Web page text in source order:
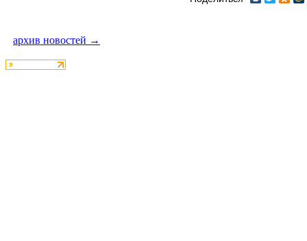
архив новостей →